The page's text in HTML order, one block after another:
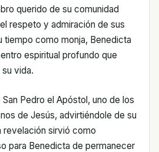
querido de su comunidad
respeto y admiración de sus
tiempo como monja, Benedicta
espiritual profundo que
vida.
Pedro el Apóstol, uno de los
de Jesús, advirtiéndole de su
revelación sirvió como
para Benedicta de permanecer